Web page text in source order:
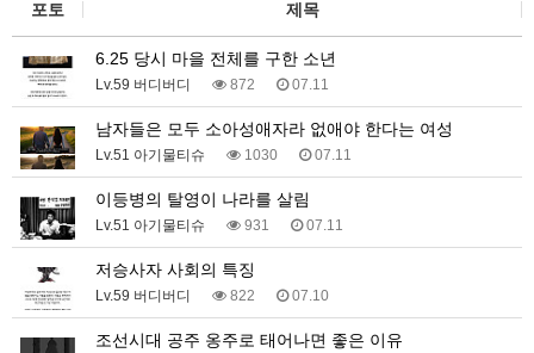
포토 제목
6.25 당시 마을 전체를 구한 소년
Lv.59 버디버디 872 07.11
남자들은 모두 소아성애자라 없애야 한다는 여성
Lv.51 아기물티슈 1030 07.11
이등병의 탈영이 나라를 살림
Lv.51 아기물티슈 931 07.11
저승사자 사회의 특징
Lv.59 버디버디 822 07.10
조선시대 공주 옹주로 태어나면 좋은 이유